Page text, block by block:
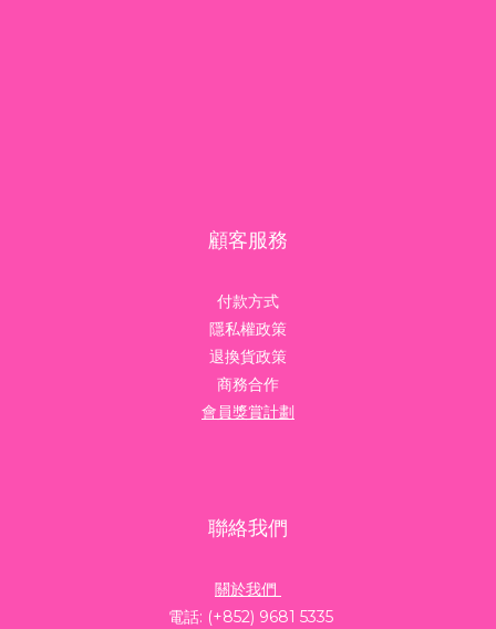
顧客服務
付款方式
隱私權政策
退換貨政策
商務合作
會員獎賞計劃
聯絡我們
關於我們
電話: (+852) 9681 5335